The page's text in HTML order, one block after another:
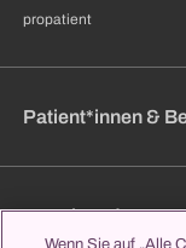
propatient
Patient*innen &
Zuweisende
Wenn Sie auf „Alle